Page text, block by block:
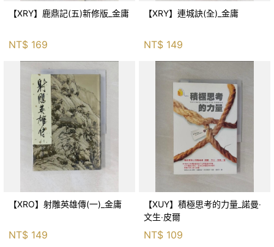
【XRY】鹿鼎記(五)新修版_金庸
NT$ 169
【XRY】連城訣(全)_金庸
NT$ 149
【XRO】射雕英雄傳(一)_金庸
NT$ 149
【XUY】積極思考的力量_諾曼‧
文生‧皮爾
NT$ 109